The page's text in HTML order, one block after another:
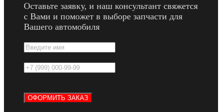
Оставьте заявку, и наш консультант свяжется
с Вами и поможет в выборе запчасти для
Вашего автомобиля